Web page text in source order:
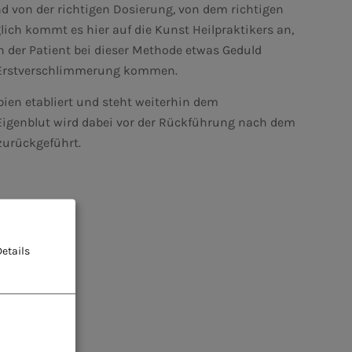
von der richtigen Dosierung, von dem richtigen
kommt es hier auf die Kunst Heilpraktikers an,
Patient bei dieser Methode etwas Geduld
kommen.
etabliert und steht weiterhin dem
wird dabei vor der Rückführung nach dem